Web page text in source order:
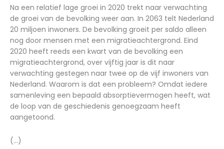
Na een relatief lage groei in 2020 trekt naar verwachting
de groei van de bevolking weer aan. In 2063 telt Nederland
20 miljoen inwoners. De bevolking groeit per saldo alleen
nog door mensen met een migratieachtergrond. Eind
2020 heeft reeds een kwart van de bevolking een
migratieachtergrond, over vijftig jaar is dit naar
verwachting gestegen naar twee op de vijf inwoners van
Nederland. Waarom is dat een probleem? Omdat iedere
samenleving een bepaald absorptievermogen heeft, wat
de loop van de geschiedenis genoegzaam heeft
aangetoond.
(...)